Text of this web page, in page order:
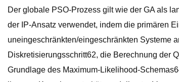
Der globale PSO-Prozess gilt wie der GA als
der IP-Ansatz verwendet, indem die primären
uneingeschränkten/eingeschränkten Systeme
Diskretisierungsschritt62, die Berechnung der
Grundlage des Maximum-Likelihood-